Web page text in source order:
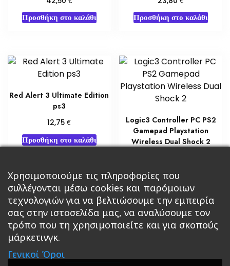
Προσθήκη στο καλάθι Προσθήκη στο καλάθι
Red Alert 3 Ultimate Edition
ps3
12,75€
Προσθήκη στο καλάθι
Logic3 Controller PC PS2
Gamepad Playstation
Wireless Dual Shock 2
Διαβάστε περισσότερα
Κεντρική Βιβλία
Roleplaying Games Ψυχαγωγία Εκδόσεις Βάρδος
Χρησιμοποιούμε τις πληροφορίες που
συλλέγονται μέσω cookies και παρόμοιων
τεχνολογιών για να βελτιώσουμε την εμπειρία
σας στην ιστοσελίδα μας, να αναλύσουμε τον
τρόπο που τη χρησιμοποιείτε και για σκοπούς
μάρκετινγκ.
Γενικοί Όροι